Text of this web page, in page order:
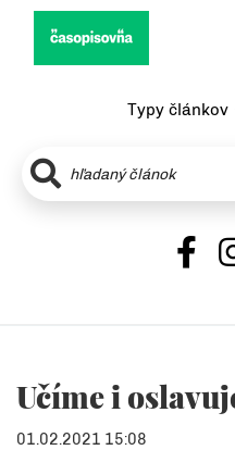
Typy článkov
Učíme i
01.02.2021 15:08